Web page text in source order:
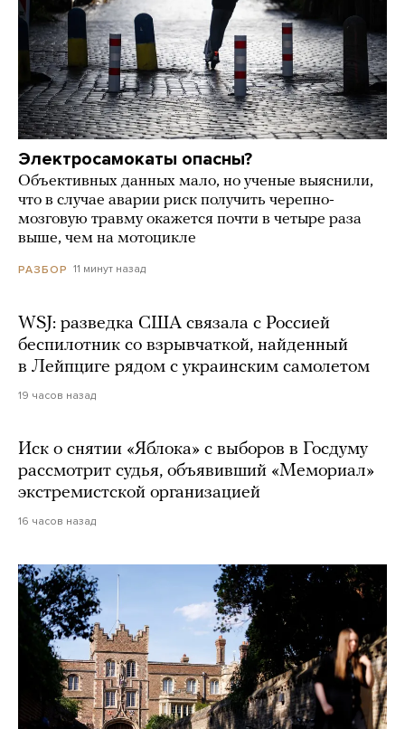
Электросамокаты опасны?
Объективных данных мало, но ученые выяснили,
что в случае аварии риск получить черепно-
мозговую травму окажется почти в четыре раза
выше, чем на мотоцикле
РАЗБОР 11 минут назад
WSJ: разведка США связала с Россией
беспилотник со взрывчаткой, найденный
в Лейпциге рядом с украинским самолетом
19 часов назад
Иск о снятии «Яблока» с выборов в Госдуму
рассмотрит судья, объявивший «Мемориал»
экстремистской организацией
16 часов назад